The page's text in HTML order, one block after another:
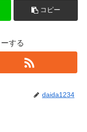
コピー
する
daida1234